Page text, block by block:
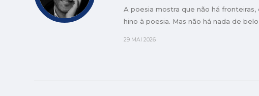
A poesia mostra que não há
hino à poesia. Mas não há nada de
29 MAI 2026